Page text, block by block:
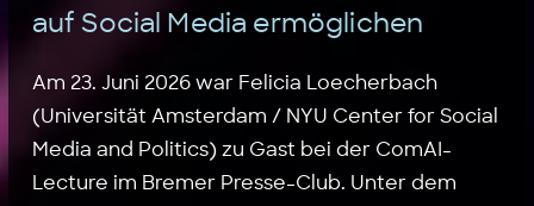
auf Social Media ermöglichen
Am 23. Juni 2026 war Felicia Loecherbach
(Universität Amsterdam / NYU Center for Social
Media and Politics) zu Gast bei der ComAI-
Lecture im Bremer Presse-Club. Unter dem